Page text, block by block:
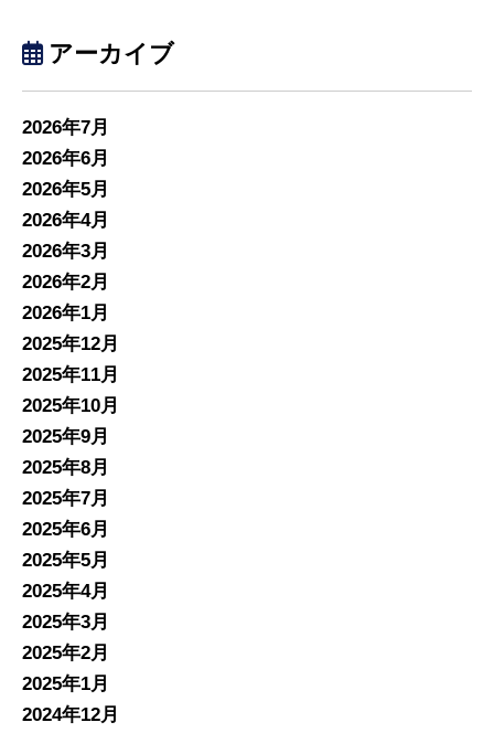
アーカイブ
2026年7月
2026年6月
2026年5月
2026年4月
2026年3月
2026年2月
2026年1月
2025年12月
2025年11月
2025年10月
2025年9月
2025年8月
2025年7月
2025年6月
2025年5月
2025年4月
2025年3月
2025年2月
2025年1月
2024年12月